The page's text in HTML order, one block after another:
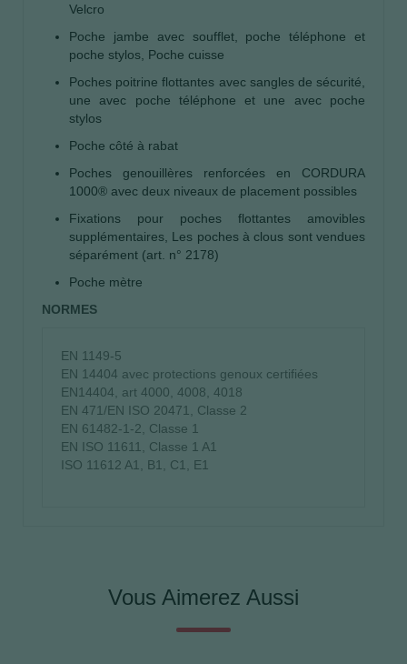
Velcro
Poche jambe avec soufflet, poche téléphone et
poche stylos, Poche cuisse
Poches poitrine flottantes avec sangles de sécurité,
une avec poche téléphone et une avec poche
stylos
Poche côté à rabat
Poches genouillères renforcées en CORDURA
1000® avec deux niveaux de placement possibles
Fixations pour poches flottantes amovibles
supplémentaires, Les poches à clous sont vendues
séparément (art. n° 2178)
Poche mètre
NORMES
EN 1149-5
EN 14404 avec protections genoux certifiées
EN14404, art 4000, 4008, 4018
EN 471/EN ISO 20471, Classe 2
EN 61482-1-2, Classe 1
EN ISO 11611, Classe 1 A1
ISO 11612 A1, B1, C1, E1
Vous Aimerez Aussi